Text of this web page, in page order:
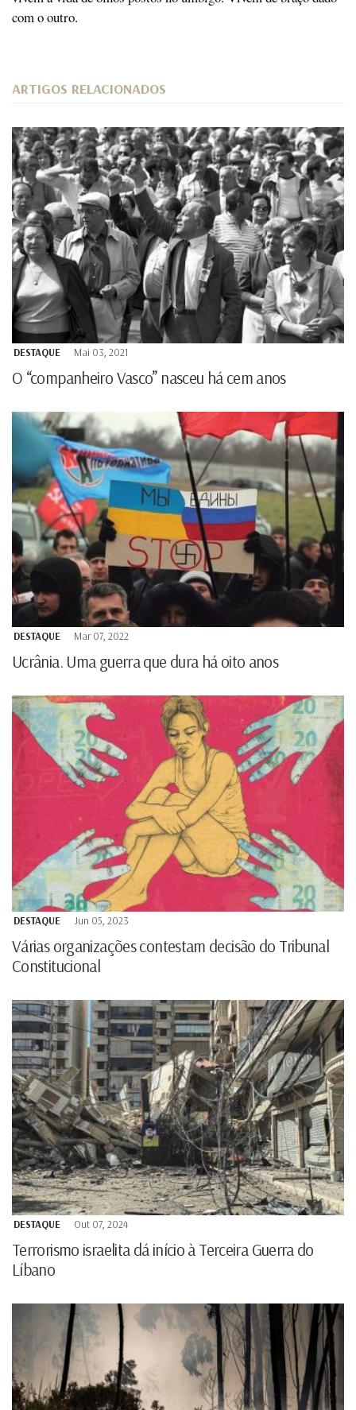
com o outro.
ARTIGOS RELACIONADOS
DESTAQUE Mai 03, 2021
O “companheiro Vasco” nasceu há cem anos
DESTAQUE Mar 07, 2022
Ucrânia. Uma guerra que dura há oito anos
DESTAQUE Jun 05, 2023
Várias organizações contestam decisão do Tribunal
Constitucional
DESTAQUE Out 07, 2024
Terrorismo israelita dá início à Terceira Guerra do
Líbano